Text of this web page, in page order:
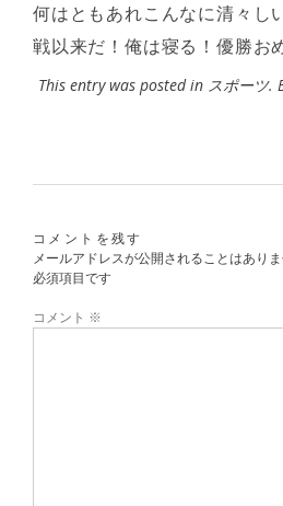
何はともあれこんなに清々し
戦以来だ！俺は寝る！優勝お
This entry was posted in スポーツ.
コメントを残す
メールアドレスが公開されることはありま
必須項目です
コメント ※